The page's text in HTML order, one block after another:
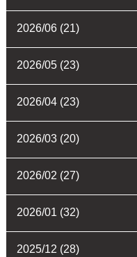
2026/06(21)
2026/05(23)
2026/04(23)
2026/03(20)
2026/02 (27)
2026/01 (32)
2025/12 (28)